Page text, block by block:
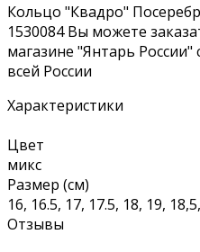
Кольцо "Квадро"
1530084 Вы можете
магазине "Янтарь России"
всей России
Характеристики
Цвет
микс
Размер (см)
16, 16.5, 17, 17.5, 18, 19,
Отзывы